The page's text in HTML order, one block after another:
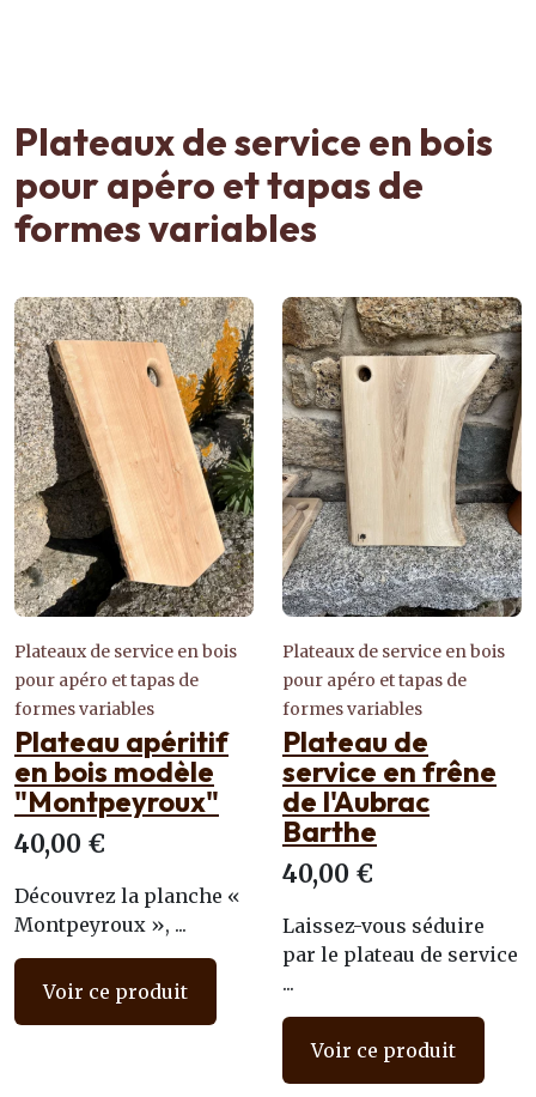
Plateaux de service en bois
pour apéro et tapas de
formes variables
Plateaux de service en bois
pour apéro et tapas de
formes variables
Plateau apéritif
en bois modèle
"Montpeyroux"
40,00 €
Découvrez la planche «
Montpeyroux », ...
Voir ce produit
Plateaux de service en bois
pour apéro et tapas de
formes variables
Plateau de
service en frêne
de l'Aubrac
Barthe
40,00 €
Laissez-vous séduire
par le plateau de service
...
Voir ce produit